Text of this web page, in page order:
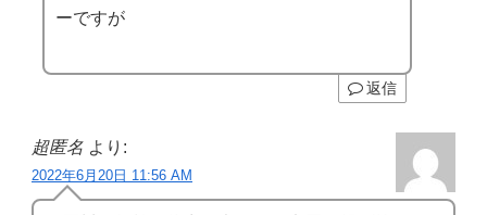
ーですが
返信
超匿名 より:
2022年6月20日 11:56 AM